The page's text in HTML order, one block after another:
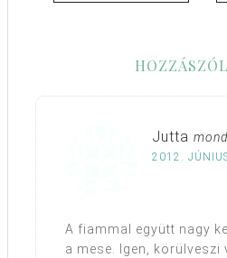
Jutta
2012.
A fiammal együtt nagy
a mese. Igen, körülveszi